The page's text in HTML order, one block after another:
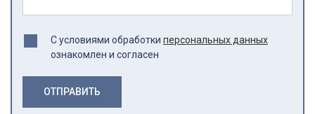
С условиями обработки персональных данных
ознакомлен и согласен
ОТПРАВИТЬ